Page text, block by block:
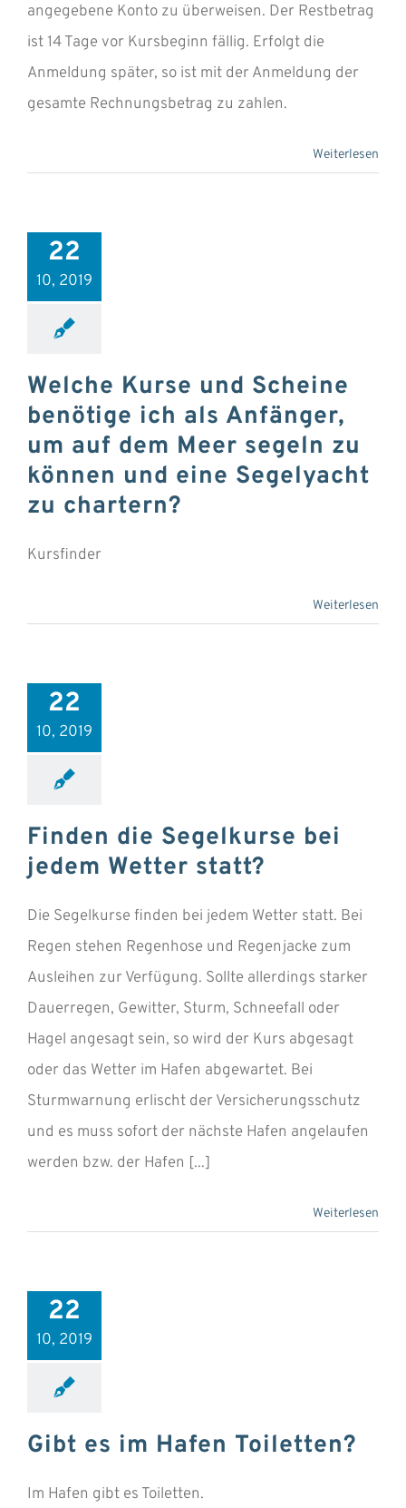
angegebene Konto zu überweisen. Der Restbetrag
ist 14 Tage vor Kursbeginn fällig. Erfolgt die
Anmeldung später, so ist mit der Anmeldung der
gesamte Rechnungsbetrag zu zahlen.
Weiterlesen
22
10, 2019
Welche Kurse und Scheine
benötige ich als Anfänger,
um auf dem Meer segeln zu
können und eine Segelyacht
zu chartern?
Kursfinder
Weiterlesen
22
10, 2019
Finden die Segelkurse bei
jedem Wetter statt?
Die Segelkurse finden bei jedem Wetter statt. Bei
Regen stehen Regenhose und Regenjacke zum
Ausleihen zur Verfügung. Sollte allerdings starker
Dauerregen, Gewitter, Sturm, Schneefall oder
Hagel angesagt sein, so wird der Kurs abgesagt
oder das Wetter im Hafen abgewartet. Bei
Sturmwarnung erlischt der Versicherungsschutz
und es muss sofort der nächste Hafen angelaufen
werden bzw. der Hafen [...]
Weiterlesen
22
10, 2019
Gibt es im Hafen Toiletten?
Im Hafen gibt es Toiletten.